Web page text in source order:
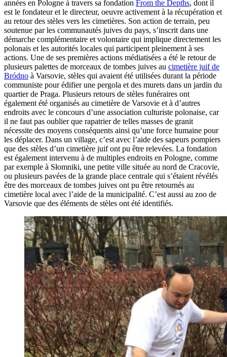
années en Pologne à travers sa fondation From the Depths, dont il
est le fondateur et le directeur, oeuvre activement à la récupération et
au retour des stèles vers les cimetières. Son action de terrain, peu
soutenue par les communautés juives du pays, s’inscrit dans une
démarche complémentaire et volontaire qui implique directement les
polonais et les autorités locales qui participent pleinement à ses
actions. Une de ses premières actions médiatisées a été le retour de
plusieurs palettes de morceaux de tombes juives au cimetière juif de
Bródno à Varsovie, stèles qui avaient été utilisées durant la période
communiste pour édifier une pergola et des murets dans un jardin du
quartier de Praga. Plusieurs retours de stèles funéraires ont
également été organisés au cimetière de Varsovie et à d’autres
endroits avec le concours d’une association culturiste polonaise, car
il ne faut pas oublier que rapatrier de telles masses de granit
nécessite des moyens conséquents ainsi qu’une force humaine pour
les déplacer. Dans un village, c’est avec l’aide des sapeurs pompiers
que des stèles d’un cimetière juif ont pu être relevées. La fondation
est également intervenu à de multiples endroits en Pologne, comme
par exemple à Słomniki, une petite ville située au nord de Cracovie,
ou plusieurs pavées de la grande place centrale qui s’étaient révélés
être des morceaux de tombes juives ont pu être retournés au
cimetière local avec l’aide de la municipalité. C’est aussi au zoo de
Varsovie que des éléments de stèles ont été identifiés.